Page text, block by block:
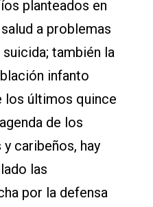
planteados en
a problemas
también la
infanto
los últimos quince
de los
caribeños, hay
las
por la defensa